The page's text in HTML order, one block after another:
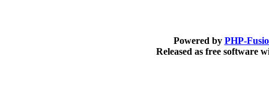
Powered by PHP-
Released as free software